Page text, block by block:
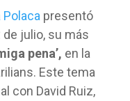
Polaca presentó
julio, su más
pena’, en la
Este tema
con David Ruiz,